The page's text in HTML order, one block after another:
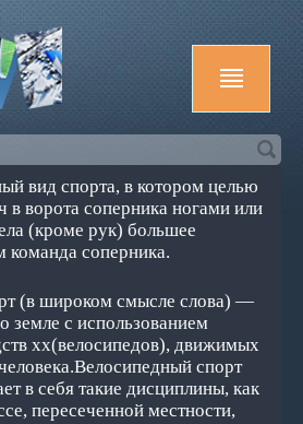
вид спорта, в котором целью
в ворота соперника ногами или
(кроме рук) большее
команда соперника.
(в широком смысле слова) —
земле с использованием
хх(велосипедов), движимых
спорт
в себя такие дисциплины, как
пересеченной местности,